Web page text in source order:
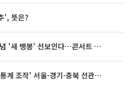
', 뜻은?
빅뱅, 20주년 기념 '새 뱅봉' 선보인다⋯콘서트 앞두고 팝업 개최
작' 서울·경기·충북 선관위 등 추가 압수수색